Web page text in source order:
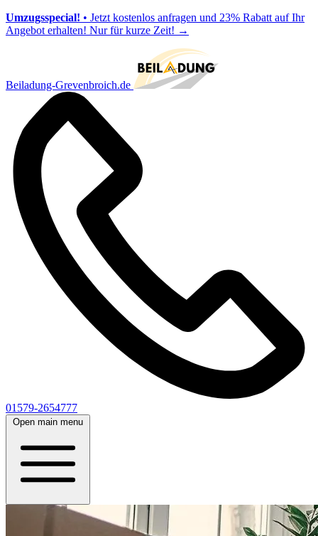
Umzugsspecial! • Jetzt kostenlos anfragen und 23% Rabatt auf Ihr
Angebot erhalten! Nur für kurze Zeit! →
Beiladung-Grevenbroich.de
01579-2654777
Open main menu